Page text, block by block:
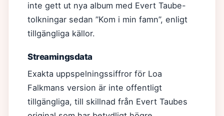
inte gett ut nya album med Evert Taube-
tolkningar sedan ”Kom i min famn”, enligt
tillgängliga källor.
Streamingsdata
Exakta uppspelningssiffror för Loa
Falkmans version är inte offentligt
tillgängliga, till skillnad från Evert Taubes